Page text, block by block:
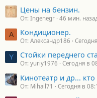
Цены на бензин.
От: Ingenegr 46 мин.
А Кондиционер.
От: Александр186
Y Стойки переднего
От: yuriy1976 Сегодня в
Кинотеатр и др...
От: Mihail71 Сегодня в